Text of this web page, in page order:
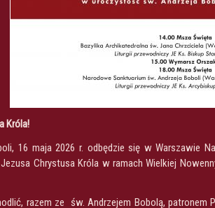
Króla!
16 maja 2026 r. odbędzie się w Warszawie
Chrystusa Króla w ramach Wielkiej
razem ze św. Andrzejem Bobolą,